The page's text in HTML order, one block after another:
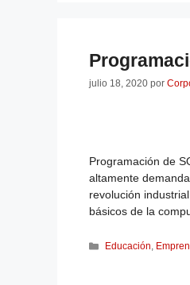
julio 18, 2020 por
Programación de
altamente
revolución
básicos de la
Educación,